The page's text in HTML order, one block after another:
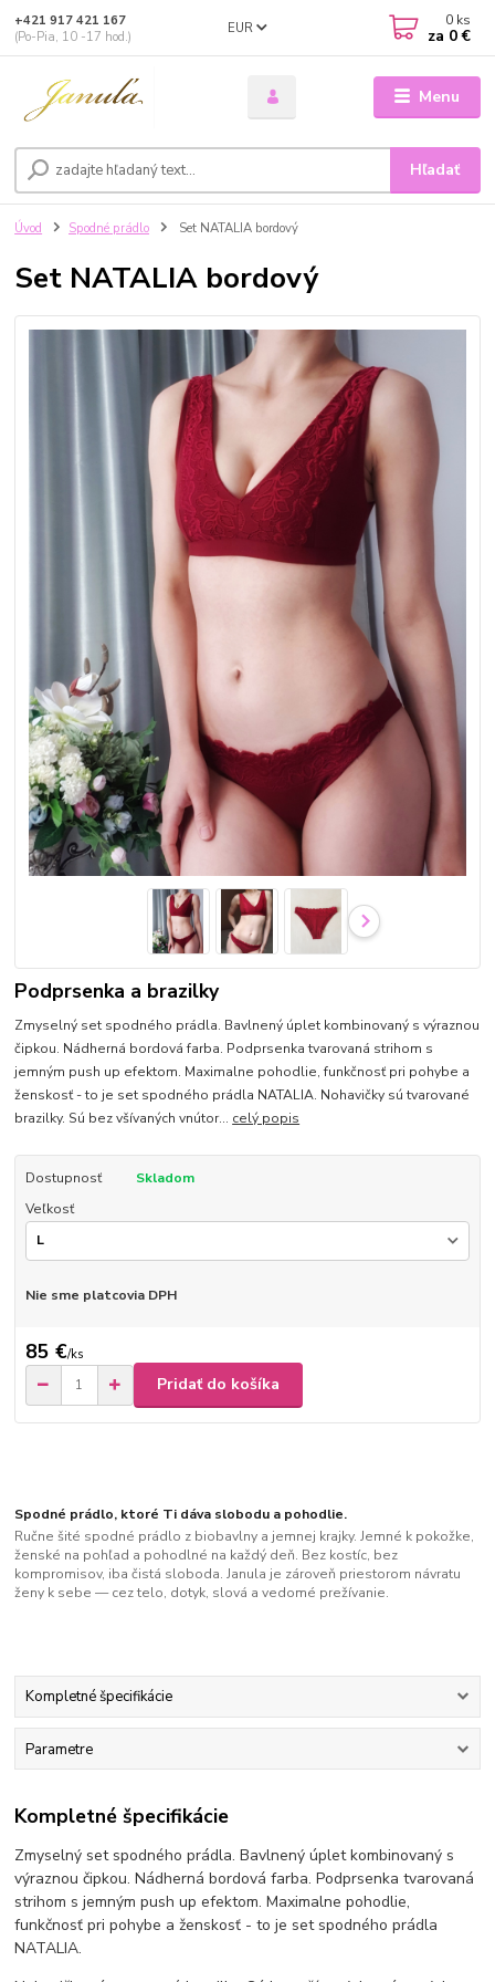
Menu
EUR
Hľadať
+421 917 421 167
(Po-Pia, 10 -17 hod.)
0 ks
za 0 €
Úvod Spodné prádlo Set NATALIA bordový
Set NATALIA bordový
Podprsenka a brazilky
Zmyselný set spodného prádla. Bavlnený úplet kombinovaný s výraznou
čipkou. Nádherná bordová farba. Podprsenka tvarovaná strihom s
jemným push up efektom. Maximalne pohodlie, funkčnosť pri pohybe a
ženskosť - to je set spodného prádla NATALIA. Nohavičky sú tvarované
brazilky. Sú bez všívaných vnútor... celý popis
Dostupnosť
Skladom
Veľkosť
Nie sme platcovia DPH
85 €/ks
Pridať do košíka
Spodné prádlo, ktoré Ti dáva slobodu a pohodlie.
Ručne šité spodné prádlo z biobavlny a jemnej krajky. Jemné k pokožke,
ženské na pohľad a pohodlné na každý deň. Bez kostíc, bez
kompromisov, iba čistá sloboda. Janula je zároveň priestorom návratu
ženy k sebe — cez telo, dotyk, slová a vedomé prežívanie.
Kompletné špecifikácie
Parametre
Kompletné špecifikácie
Zmyselný set spodného prádla. Bavlnený úplet kombinovaný s
výraznou čipkou. Nádherná bordová farba. Podprsenka tvarovaná
strihom s jemným push up efektom. Maximalne pohodlie,
funkčnosť pri pohybe a ženskosť - to je set spodného prádla
NATALIA.